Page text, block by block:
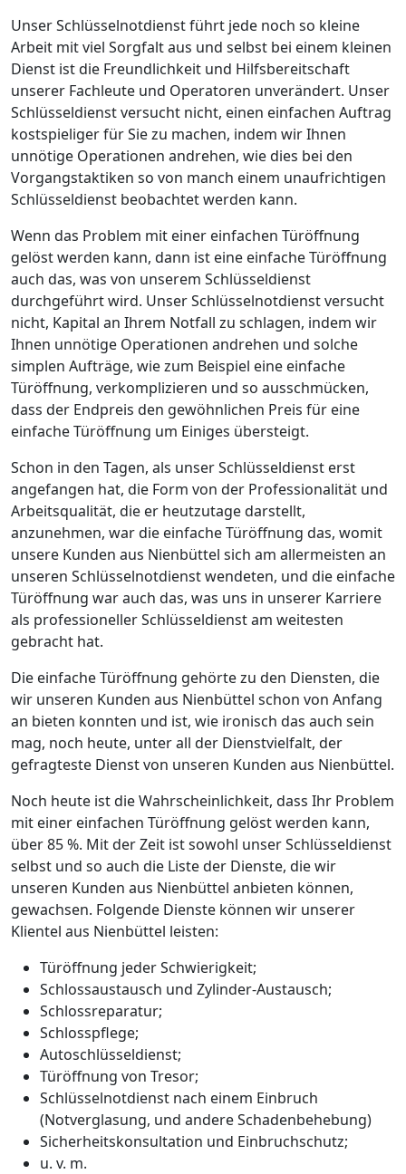
Unser Schlüsselnotdienst führt jede noch so kleine
Arbeit mit viel Sorgfalt aus und selbst bei einem kleinen
Dienst ist die Freundlichkeit und Hilfsbereitschaft
unserer Fachleute und Operatoren unverändert. Unser
Schlüsseldienst versucht nicht, einen einfachen Auftrag
kostspieliger für Sie zu machen, indem wir Ihnen
unnötige Operationen andrehen, wie dies bei den
Vorgangstaktiken so von manch einem unaufrichtigen
Schlüsseldienst beobachtet werden kann.
Wenn das Problem mit einer einfachen Türöffnung
gelöst werden kann, dann ist eine einfache Türöffnung
auch das, was von unserem Schlüsseldienst
durchgeführt wird. Unser Schlüsselnotdienst versucht
nicht, Kapital an Ihrem Notfall zu schlagen, indem wir
Ihnen unnötige Operationen andrehen und solche
simplen Aufträge, wie zum Beispiel eine einfache
Türöffnung, verkomplizieren und so ausschmücken,
dass der Endpreis den gewöhnlichen Preis für eine
einfache Türöffnung um Einiges übersteigt.
Schon in den Tagen, als unser Schlüsseldienst erst
angefangen hat, die Form von der Professionalität und
Arbeitsqualität, die er heutzutage darstellt,
anzunehmen, war die einfache Türöffnung das, womit
unsere Kunden aus Nienbüttel sich am allermeisten an
unseren Schlüsselnotdienst wendeten, und die einfache
Türöffnung war auch das, was uns in unserer Karriere
als professioneller Schlüsseldienst am weitesten
gebracht hat.
Die einfache Türöffnung gehörte zu den Diensten, die
wir unseren Kunden aus Nienbüttel schon von Anfang
an bieten konnten und ist, wie ironisch das auch sein
mag, noch heute, unter all der Dienstvielfalt, der
gefragteste Dienst von unseren Kunden aus Nienbüttel.
Noch heute ist die Wahrscheinlichkeit, dass Ihr Problem
mit einer einfachen Türöffnung gelöst werden kann,
über 85 %. Mit der Zeit ist sowohl unser Schlüsseldienst
selbst und so auch die Liste der Dienste, die wir
unseren Kunden aus Nienbüttel anbieten können,
gewachsen. Folgende Dienste können wir unserer
Klientel aus Nienbüttel leisten:
Türöffnung jeder Schwierigkeit;
Schlossaustausch und Zylinder-Austausch;
Schlossreparatur;
Schlosspflege;
Autoschlüsseldienst;
Türöffnung von Tresor;
Schlüsselnotdienst nach einem Einbruch
(Notverglasung, und andere Schadenbehebung)
Sicherheitskonsultation und Einbruchschutz;
u. v. m.